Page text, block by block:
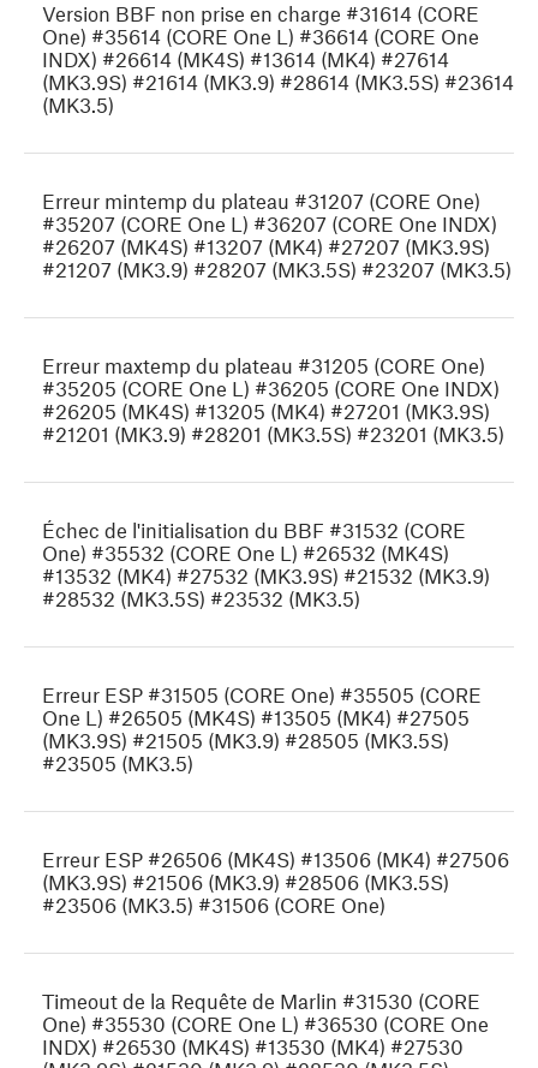
Version BBF non prise en charge #31614 (CORE
One) #35614 (CORE One L) #36614 (CORE One
INDX) #26614 (MK4S) #13614 (MK4) #27614
(MK3.9S) #21614 (MK3.9) #28614 (MK3.5S) #23614
(MK3.5)
Erreur mintemp du plateau #31207 (CORE One)
#35207 (CORE One L) #36207 (CORE One INDX)
#26207 (MK4S) #13207 (MK4) #27207 (MK3.9S)
#21207 (MK3.9) #28207 (MK3.5S) #23207 (MK3.5)
Erreur maxtemp du plateau #31205 (CORE One)
#35205 (CORE One L) #36205 (CORE One INDX)
#26205 (MK4S) #13205 (MK4) #27201 (MK3.9S)
#21201 (MK3.9) #28201 (MK3.5S) #23201 (MK3.5)
Échec de l'initialisation du BBF #31532 (CORE
One) #35532 (CORE One L) #26532 (MK4S)
#13532 (MK4) #27532 (MK3.9S) #21532 (MK3.9)
#28532 (MK3.5S) #23532 (MK3.5)
Erreur ESP #31505 (CORE One) #35505 (CORE
One L) #26505 (MK4S) #13505 (MK4) #27505
(MK3.9S) #21505 (MK3.9) #28505 (MK3.5S)
#23505 (MK3.5)
Erreur ESP #26506 (MK4S) #13506 (MK4) #27506
(MK3.9S) #21506 (MK3.9) #28506 (MK3.5S)
#23506 (MK3.5) #31506 (CORE One)
Timeout de la Requête de Marlin #31530 (CORE
One) #35530 (CORE One L) #36530 (CORE One
INDX) #26530 (MK4S) #13530 (MK4) #27530